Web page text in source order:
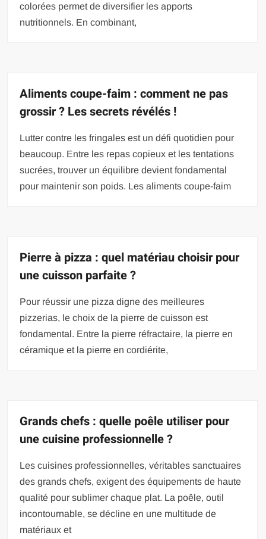
colorées permet de diversifier les apports
nutritionnels. En combinant,
Aliments coupe-faim : comment ne pas
grossir ? Les secrets révélés !
Lutter contre les fringales est un défi quotidien pour
beaucoup. Entre les repas copieux et les tentations
sucrées, trouver un équilibre devient fondamental
pour maintenir son poids. Les aliments coupe-faim
Pierre à pizza : quel matériau choisir pour
une cuisson parfaite ?
Pour réussir une pizza digne des meilleures
pizzerias, le choix de la pierre de cuisson est
fondamental. Entre la pierre réfractaire, la pierre en
céramique et la pierre en cordiérite,
Grands chefs : quelle poêle utiliser pour
une cuisine professionnelle ?
Les cuisines professionnelles, véritables sanctuaires
des grands chefs, exigent des équipements de haute
qualité pour sublimer chaque plat. La poêle, outil
incontournable, se décline en une multitude de
matériaux et